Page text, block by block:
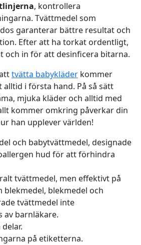
, kontrollera
Tvättmedel som
garanterar bättre resultat och
Efter att ha torkat ordentligt,
och in för att desinficera bitarna.
tvätta babykläder kommer
alltid i första hand. På så sätt
mjuka kläder och alltid med
kommer omkring påverkar din
han upplever världen!
och babytvättmedel, designade
hud för att förhindra
tvättmedel, men effektivt på
blekmedel, blekmedel och
tvättmedel inte
av barnläkare.
på etiketterna.